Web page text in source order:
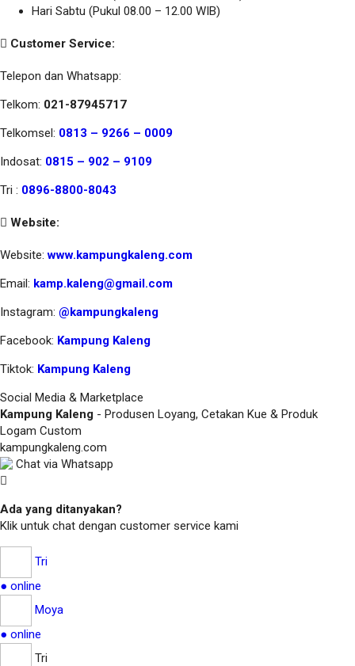
Hari Sabtu (Pukul 08.00 – 12.00 WIB)
Customer Service:
Telepon dan Whatsapp:
Telkom: 021-87945717
Telkomsel: 0813 – 9266 – 0009
Indosat: 0815 – 902 – 9109
Tri : 0896-8800-8043
Website:
Website:www.kampungkaleng.com
Email: kamp.kaleng@gmail.com
Instagram: @kampungkaleng
Facebook: Kampung Kaleng
Tiktok: Kampung Kaleng
Social Media & Marketplace
Kampung Kaleng - Produsen Loyang, Cetakan Kue & Produk
Logam Custom
kampungkaleng.com
Chat via Whatsapp
Ada yang ditanyakan?
Klik untuk chat dengan customer service kami
Tri
● online
Moya
● online
Tri